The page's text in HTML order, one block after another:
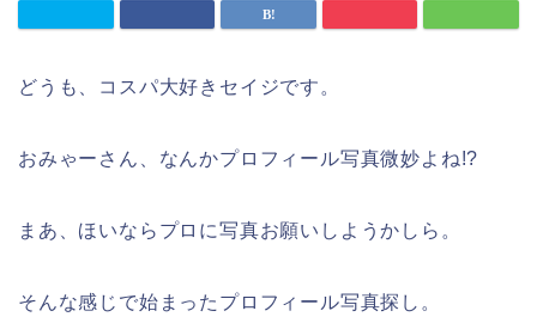
どうも、コスパ大好きセイジです。
おみゃーさん、なんかプロフィール写真微妙よね!?
まあ、ほいならプロに写真お願いしようかしら。
そんな感じで始まったプロフィール写真探し。